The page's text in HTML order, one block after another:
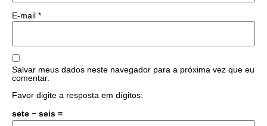
E-mail *
Salvar meus dados neste navegador para a próxima vez que eu
comentar.
Favor digite a resposta em dígitos:
sete − seis =